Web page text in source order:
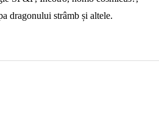
dragonului strâmb și altele.